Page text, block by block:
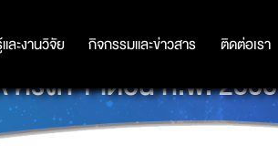
ละงานวิจัย กิจกรรมและข่าวสาร ติดต่อเรา
ละงานวิจัย กิจกรรมและข่าวสาร ติดต่อเรา
ครั้งที่ 1 เดือน ก.พ. 2566